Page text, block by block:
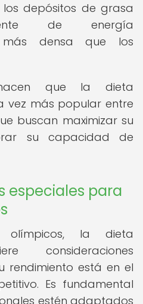
depósitos de grasa
de energía
más densa que los
que la dieta
vez más popular entre
buscan maximizar su
su capacidad de
especiales para
la dieta
consideraciones
rendimiento está en el
Es fundamental
estén adaptados